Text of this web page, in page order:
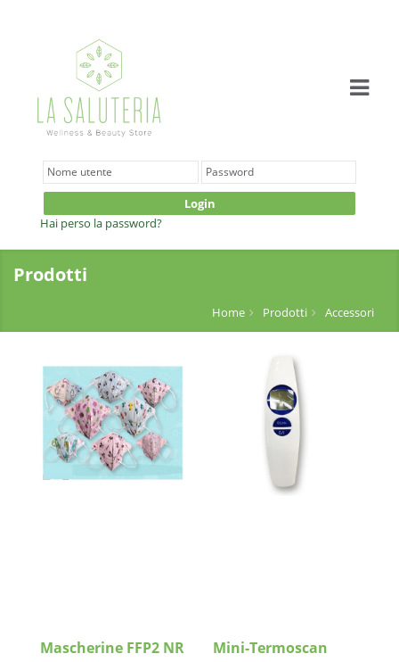
Login
Hai perso la password?
Prodotti
Home Prodotti Accessori
Dettagli
Mascherine FFP2 NR
Dettagli
Mini-Termoscan